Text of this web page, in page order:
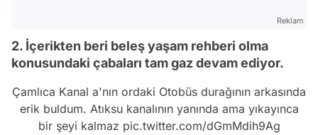
Reklam
2. İçerikten beri beleş yaşam rehberi olma
konusundaki çabaları tam gaz devam ediyor.
Çamlıca Kanal a'nın ordaki Otobüs durağının arkasında
erik buldum. Atıksu kanalının yanında ama yıkayınca
bir şeyi kalmaz pic.twitter.com/dGmMdih9Ag